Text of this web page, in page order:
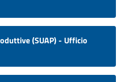
(SUAP) - Ufficio